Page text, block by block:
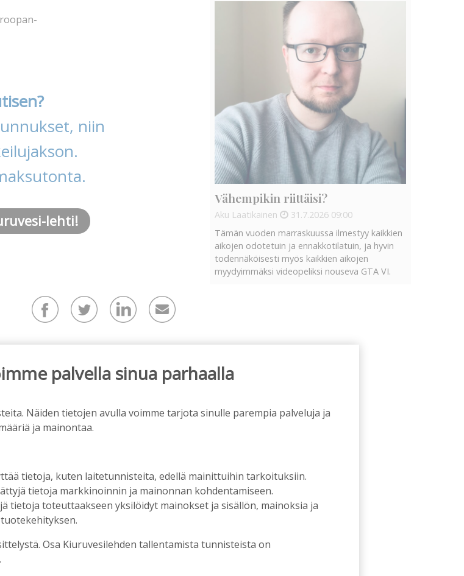
niin
lehti!
Vähempikin riittäisi?
Aku Laatikainen 31.7.2026 09:00
Tämän vuoden marraskuussa ilmestyy kaikkien
aikojen odotetuin ja ennakkotilatuin, ja hyvin
todennäköisesti myös kaikkien aikojen
myydyimmäksi videopeliksi nouseva GTA VI.
palvella sinua parhaalla
Näiden tietojen avulla voimme tarjota sinulle parempia palveluja ja
ja mainontaa.
tietoja, kuten laitetunnisteita, edellä mainittuihin tarkoituksiin.
tietoja markkinoinnin ja mainonnan kohdentamiseen.
tietoja toteuttaakseen yksilöidyt mainokset ja sisällön, mainoksia ja
Osa Kiuruvesilehden tallentamista tunnisteista on